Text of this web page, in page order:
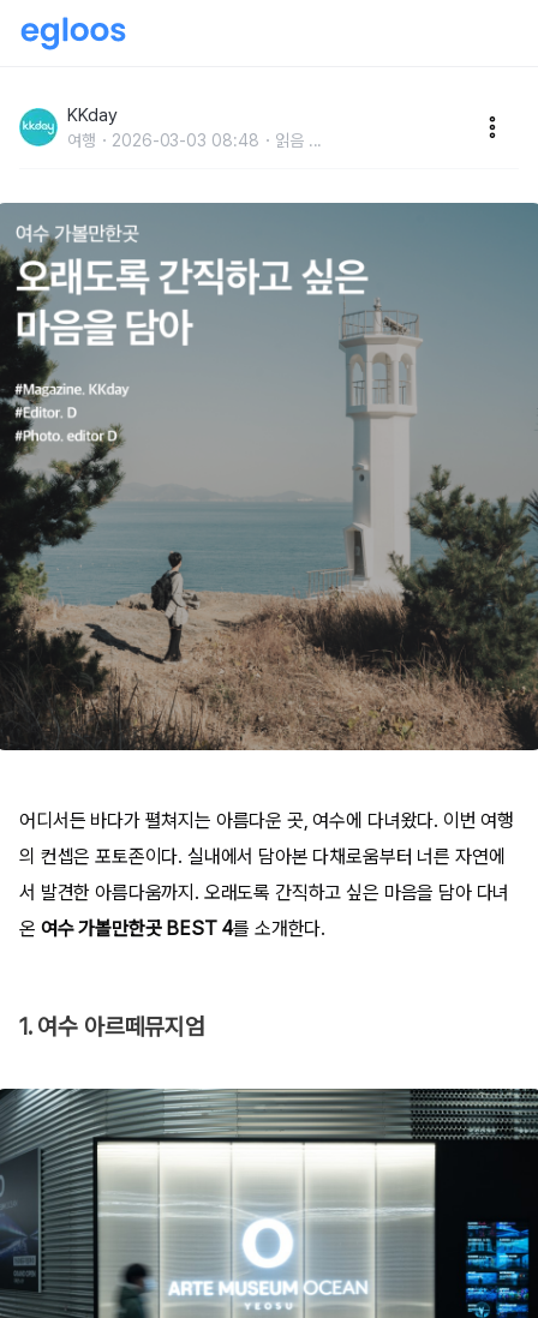
KKday
여행 2026-03-03 08:48 읽음 ...
어디서든 바다가 펼쳐지는 아름다운 곳, 여수에 다녀왔다. 이번 여행
의 컨셉은 포토존이다. 실내에서 담아본 다채로움부터 너른 자연에
서 발견한 아름다움까지. 오래도록 간직하고 싶은 마음을 담아 다녀
온 여수 가볼만한곳 BEST 4를 소개한다.
1. 여수 아르떼뮤지엄